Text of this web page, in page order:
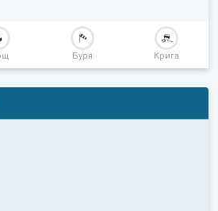
Буря Крига